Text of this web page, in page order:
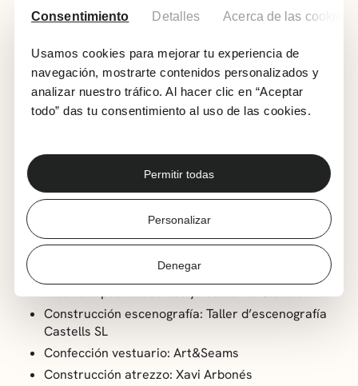
Consentimiento Detalles Acerca de las cookies
Usamos cookies para mejorar tu experiencia de
navegación, mostrarte contenidos personalizados y
analizar nuestro tráfico. Al hacer clic en “Aceptar
todo” das tu consentimiento al uso de las cookies.
Permitir todas
Personalizar
Denegar
Mireia Fernández
Dramaturgia:
Denise Duncan
Engruna Teatre
Acompañamiento en la creación: Núria Olivé
Iria Corominas
Construcción escenografía: Taller d’escenografía
Castells SL
Confección vestuario: Art&Seams
Construcción atrezzo: Xavi Arbonés